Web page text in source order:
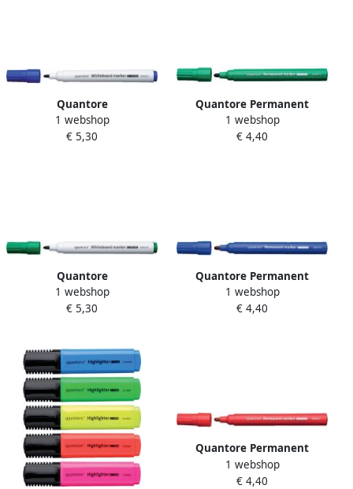
Quantore
Whiteboardmarker rond 1-
1.5mm blauw
1 webshop
€ 5,30
Quantore Permanent
marker rond 1 1.5mm groen
1 webshop
€ 4,40
Quantore
Whiteboardmarker rond 1-
1.5mm groen
1 webshop
€ 5,30
Quantore Permanent
marker rond 1-1.5mm
blauw
1 webshop
€ 4,40
Quantore Permanent
marker rond 1-1.5mm rood
1 webshop
€ 4,40